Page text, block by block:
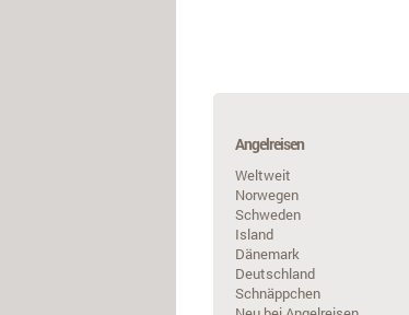
Angelreisen
Weltweit
Norwegen
Schweden
Island
Dänemark
Deutschland
Schnäppchen